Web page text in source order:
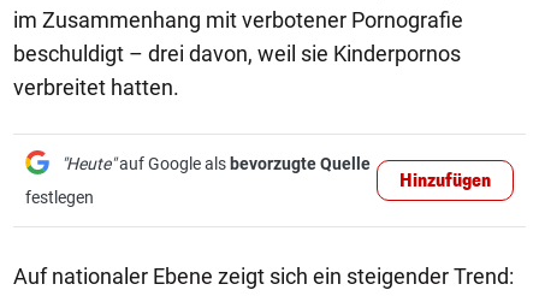
im Zusammenhang mit verbotener Pornografie
beschuldigt – drei davon, weil sie Kinderpornos
verbreitet hatten.
"Heute"auf Google als bevorzugte Quelle
festlegen
Hinzufügen
Auf nationaler Ebene zeigt sich ein steigender Trend: